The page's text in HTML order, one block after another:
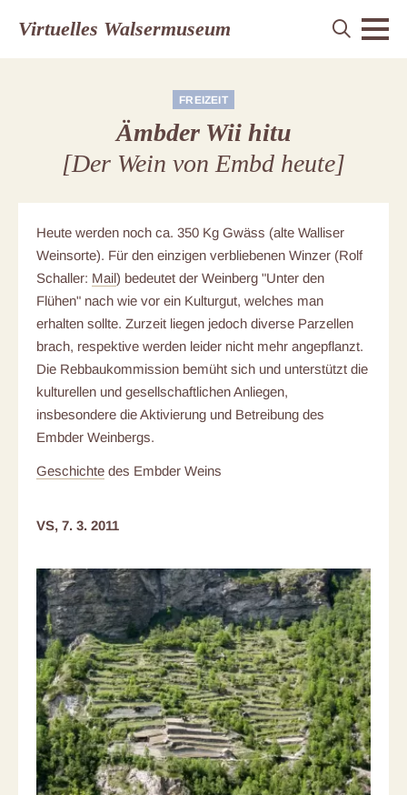
Virtuelles Walsermuseum
FREIZEIT
Ämbder Wii hitu
[Der Wein von Embd heute]
Heute werden noch ca. 350 Kg Gwäss (alte Walliser
Weinsorte). Für den einzigen verbliebenen Winzer (Rolf
Schaller: Mail) bedeutet der Weinberg "Unter den
Flühen" nach wie vor ein Kulturgut, welches man
erhalten sollte. Zurzeit liegen jedoch diverse Parzellen
brach, respektive werden leider nicht mehr angepflanzt.
Die Rebbaukommission bemüht sich und unterstützt die
kulturellen und gesellschaftlichen Anliegen,
insbesondere die Aktivierung und Betreibung des
Embder Weinbergs.
Geschichte des Embder Weins
VS, 7. 3. 2011